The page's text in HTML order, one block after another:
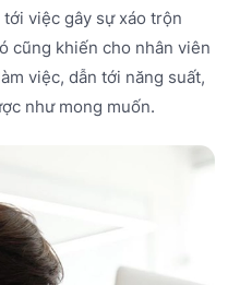
việc gây sự xáo trộn
cũng khiến cho nhân viên
việc, dẫn tới năng suất,
như mong muốn.